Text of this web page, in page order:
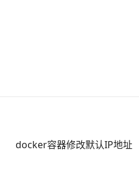
docker容器修改默认IP地址